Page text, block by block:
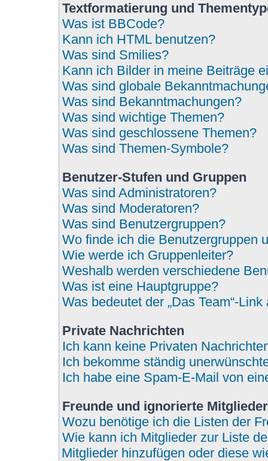
Textformatierung und
Was ist BBCode?
Kann ich HTML benutzen?
Was sind Smilies?
Kann ich Bilder in meine Beiträge
Was sind globale
Was sind Bekanntmachungen?
Was sind wichtige Themen?
Was sind geschlossene Themen?
Was sind Themen-Symbole?
Benutzer-Stufen und Gruppen
Was sind Administratoren?
Was sind Moderatoren?
Was sind Benutzergruppen?
Wo finde ich die Benutzergruppen
Wie werde ich Gruppenleiter?
Weshalb werden verschiedene
Was ist eine Hauptgruppe?
Was bedeutet der „Das Team“-
Private Nachrichten
Ich kann keine Privaten
Ich bekomme ständig
Ich habe eine Spam-E-Mail von
Freunde und ignorierte Mitglieder
Wozu benötige ich die Listen der
Wie kann ich Mitglieder zur Liste
Mitglieder hinzufügen oder diese